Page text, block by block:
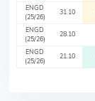
ENGD
(25/26)
31.10
ENGD
(25/26)
28.10
ENGD
(25/26)
21.10